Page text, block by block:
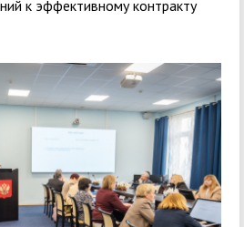
к эффективному контракту